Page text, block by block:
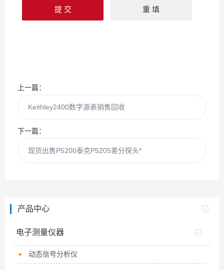
上一篇：
Keithley2400数字源表销售回收
下一篇：
现货出售P5200泰克P5205差分探头*
产品中心
电子测量仪器
动态信号分析仪